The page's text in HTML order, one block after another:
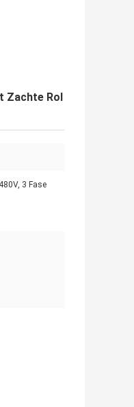
Zachte Rol
3 Fase